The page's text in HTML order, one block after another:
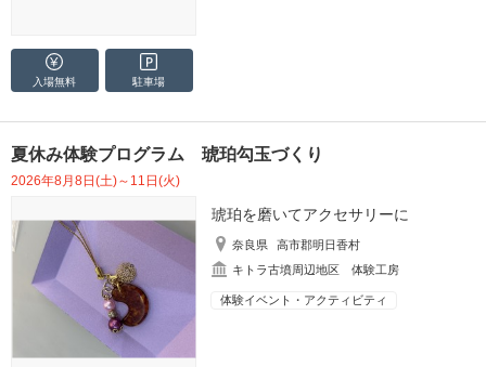
入場無料 駐車場
夏休み体験プログラム 琥珀勾玉づくり
2026年8月8日(土)～11日(火)
琥珀を磨いてアクセサリーに
奈良県
高市郡明日香村
キトラ古墳周辺地区 体験工房
体験イベント・アクティビティ